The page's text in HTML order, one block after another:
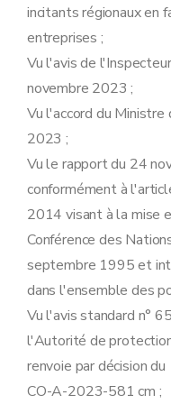
Art. 31
Art. 32
Section 4
Art. 33
Art. 34
Art. 35
Chapitre 5 Du
Art. 37
Art. 38
Art. 39
Art. 40
Art. 41
Art. 43
Chapitre 6
Art. 45
Art. 46
Art. 47
Annexe
incitants régionaux en
entreprises ;
Vu l'avis de
novembre 2023 ;
Vu l'accord du
2023 ;
Vu le rapport du 24
conformément à
2014 visant à la mise
Conférence des
septembre 1995 et
dans l'ensemble des
Vu l'avis standard n°
l'Autorité de
renvoie par décision
CO-A-2023-581 cm ;